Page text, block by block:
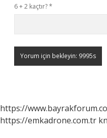
6 + 2 kaçtır?*
https://
https://emkadrone.com.tr